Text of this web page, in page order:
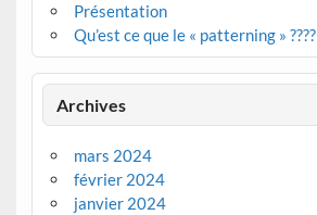
Présentation
Qu’est ce que le « patterning » ????
Archives
mars 2024
février 2024
janvier 2024